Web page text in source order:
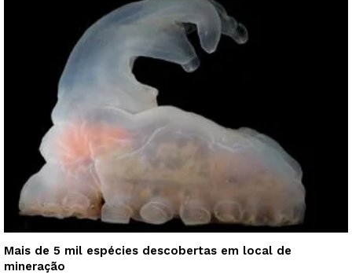
Mais de 5 mil espécies descobertas em local de
mineração